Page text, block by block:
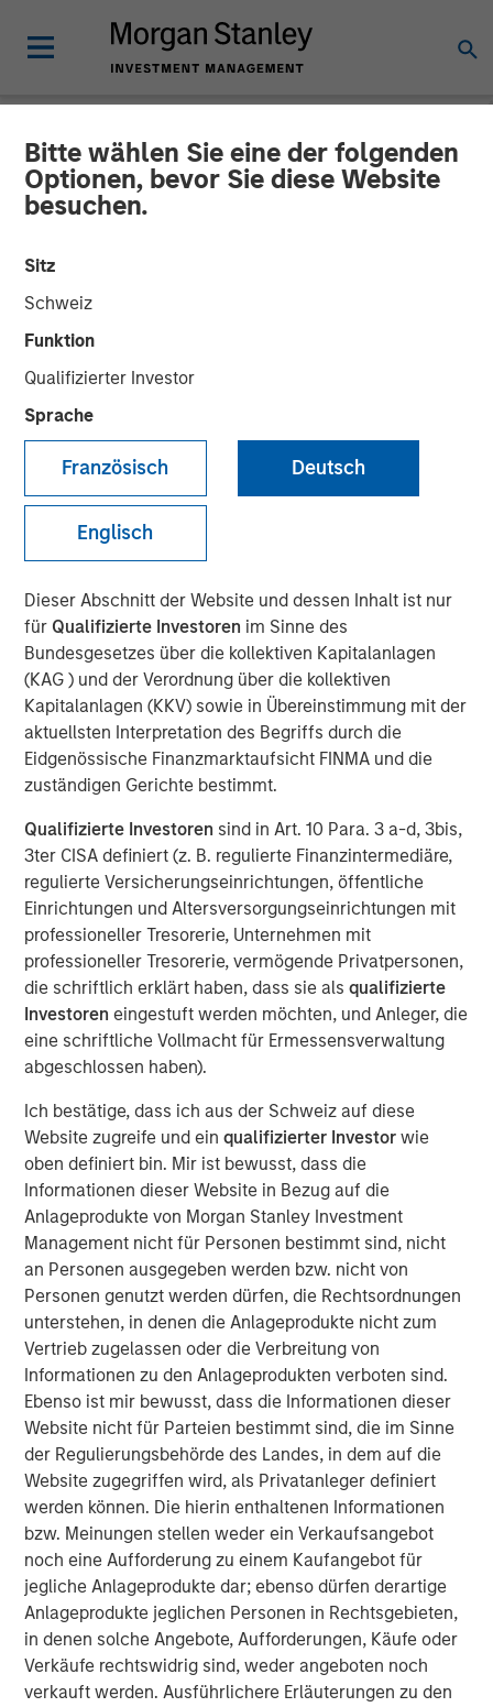
Bitte wählen Sie eine der folgenden
Optionen, bevor Sie diese Website
besuchen.
Sitz
Schweiz
Funktion
Qualifizierter Investor
Sprache
Französisch Deutsch
Englisch
Dieser Abschnitt der Website und dessen Inhalt ist nur
für Qualifizierte Investoren im Sinne des
Bundesgesetzes über die kollektiven Kapitalanlagen
(KAG ) und der Verordnung über die kollektiven
Kapitalanlagen (KKV) sowie in Übereinstimmung mit der
aktuellsten Interpretation des Begriffs durch die
Eidgenössische Finanzmarktaufsicht FINMA und die
zuständigen Gerichte bestimmt.
Qualifizierte Investoren sind in Art. 10 Para. 3 a-d, 3bis,
3ter CISA definiert (z. B. regulierte Finanzintermediäre,
regulierte Versicherungseinrichtungen, öffentliche
Einrichtungen und Altersversorgungseinrichtungen mit
professioneller Tresorerie, Unternehmen mit
professioneller Tresorerie, vermögende Privatpersonen,
die schriftlich erklärt haben, dass sie alsqualifizierte
Investoren eingestuft werden möchten, und Anleger, die
eine schriftliche Vollmacht für Ermessensverwaltung
abgeschlossen haben).
Ich bestätige, dass ich aus der Schweiz auf diese
Website zugreife und ein qualifizierter Investor wie
oben definiert bin. Mir ist bewusst, dass die
Informationen dieser Website in Bezug auf die
Anlageprodukte von Morgan Stanley Investment
Management nicht für Personen bestimmt sind, nicht
an Personen ausgegeben werden bzw. nicht von
Personen genutzt werden dürfen, die Rechtsordnungen
unterstehen, in denen die Anlageprodukte nicht zum
Vertrieb zugelassen oder die Verbreitung von
Informationen zu den Anlageprodukten verboten sind.
Ebenso ist mir bewusst, dass die Informationen dieser
Website nicht für Parteien bestimmt sind, die im Sinne
der Regulierungsbehörde des Landes, in dem auf die
Website zugegriffen wird, als Privatanleger definiert
werden können. Die hierin enthaltenen Informationen
bzw. Meinungen stellen weder ein Verkaufsangebot
noch eine Aufforderung zu einem Kaufangebot für
jegliche Anlageprodukte dar; ebenso dürfen derartige
Anlageprodukte jeglichen Personen in Rechtsgebieten,
in denen solche Angebote, Aufforderungen, Käufe oder
Verkäufe rechtswidrig sind, weder angeboten noch
verkauft werden. Ausführlichere Erläuterungen zu den
NEWSROOM
Alliance Technical Group
Acquires ESC Spectrum,
Cementing Global
Leadership in Continuous
Emissions Monitoring
(CEMS) and Data
Acquisition Systems (DAS)
07 JULI 2025
Decatur, AL and Pensacola, FL – July 7, 2025
Acquisition unites industry-leading expertise to create the
most comprehensive emissions-compliance platform
worldwide
Decatur, AL and Pensacola, FL – July 7, 2025 – Alliance
Technical Group (“Alliance”), a premier provider of
environmental compliance, on-site testing and
monitoring, and laboratory testing services, today
announced the acquisition of ESC Spectrum, the premier
provider of Continuous Emissions Monitoring Systems
(CEMS) and Data Acquisition Systems (DAS) services with
more than 50 years of innovation and client success.
For decades, ESC Spectrum has helped industrial
facilities meet stringent air-emissions regulations through
its vertically integrated portfolio of software, hardware,
and field services. By bringing ESC Spectrum’s talent and
technology into Alliance, the combined organization gains
extensive experience in CEMS and DAS engineering, data
analytics, integration, and lifecycle support, extending
Alliance’s ability to serve clients across every regulated
industry and geography.
“This transaction is a watershed moment for our
company and the emissions monitoring marketplace,”
said Chris LeMay, Chief Executive Officer of Alliance.
“ESC Spectrum’s proven, end-to-end solutions and scale
instantly elevate Alliance to the leading provider of CEMS
and DAS services across the globe. Together we will
deliver unparalleled value – pairing world-class
monitoring technology with the industry’s largest field-
service, parts, and technology footprint.”
The acquisition enables Alliance to:
Deliver the first truly end-to-end CEMS platform –
from integration and installation to real-time data
management, regulatory reporting, and long-term
maintenance